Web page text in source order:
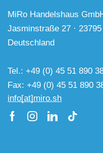
MiRo Handelshaus
Jasminstraße 27 · 23795
Deutschland
Tel.: +49 (0) 45 51 890
Fax: +49 (0) 45 51 890
info[at]miro.sh